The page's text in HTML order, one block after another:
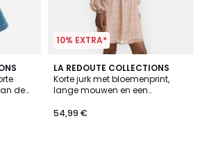
de
10% EXTRA*
LA REDOUTE COLLECTIONS
Korte jurk met bloemenprint,
lange mouwen en een
54,99 €